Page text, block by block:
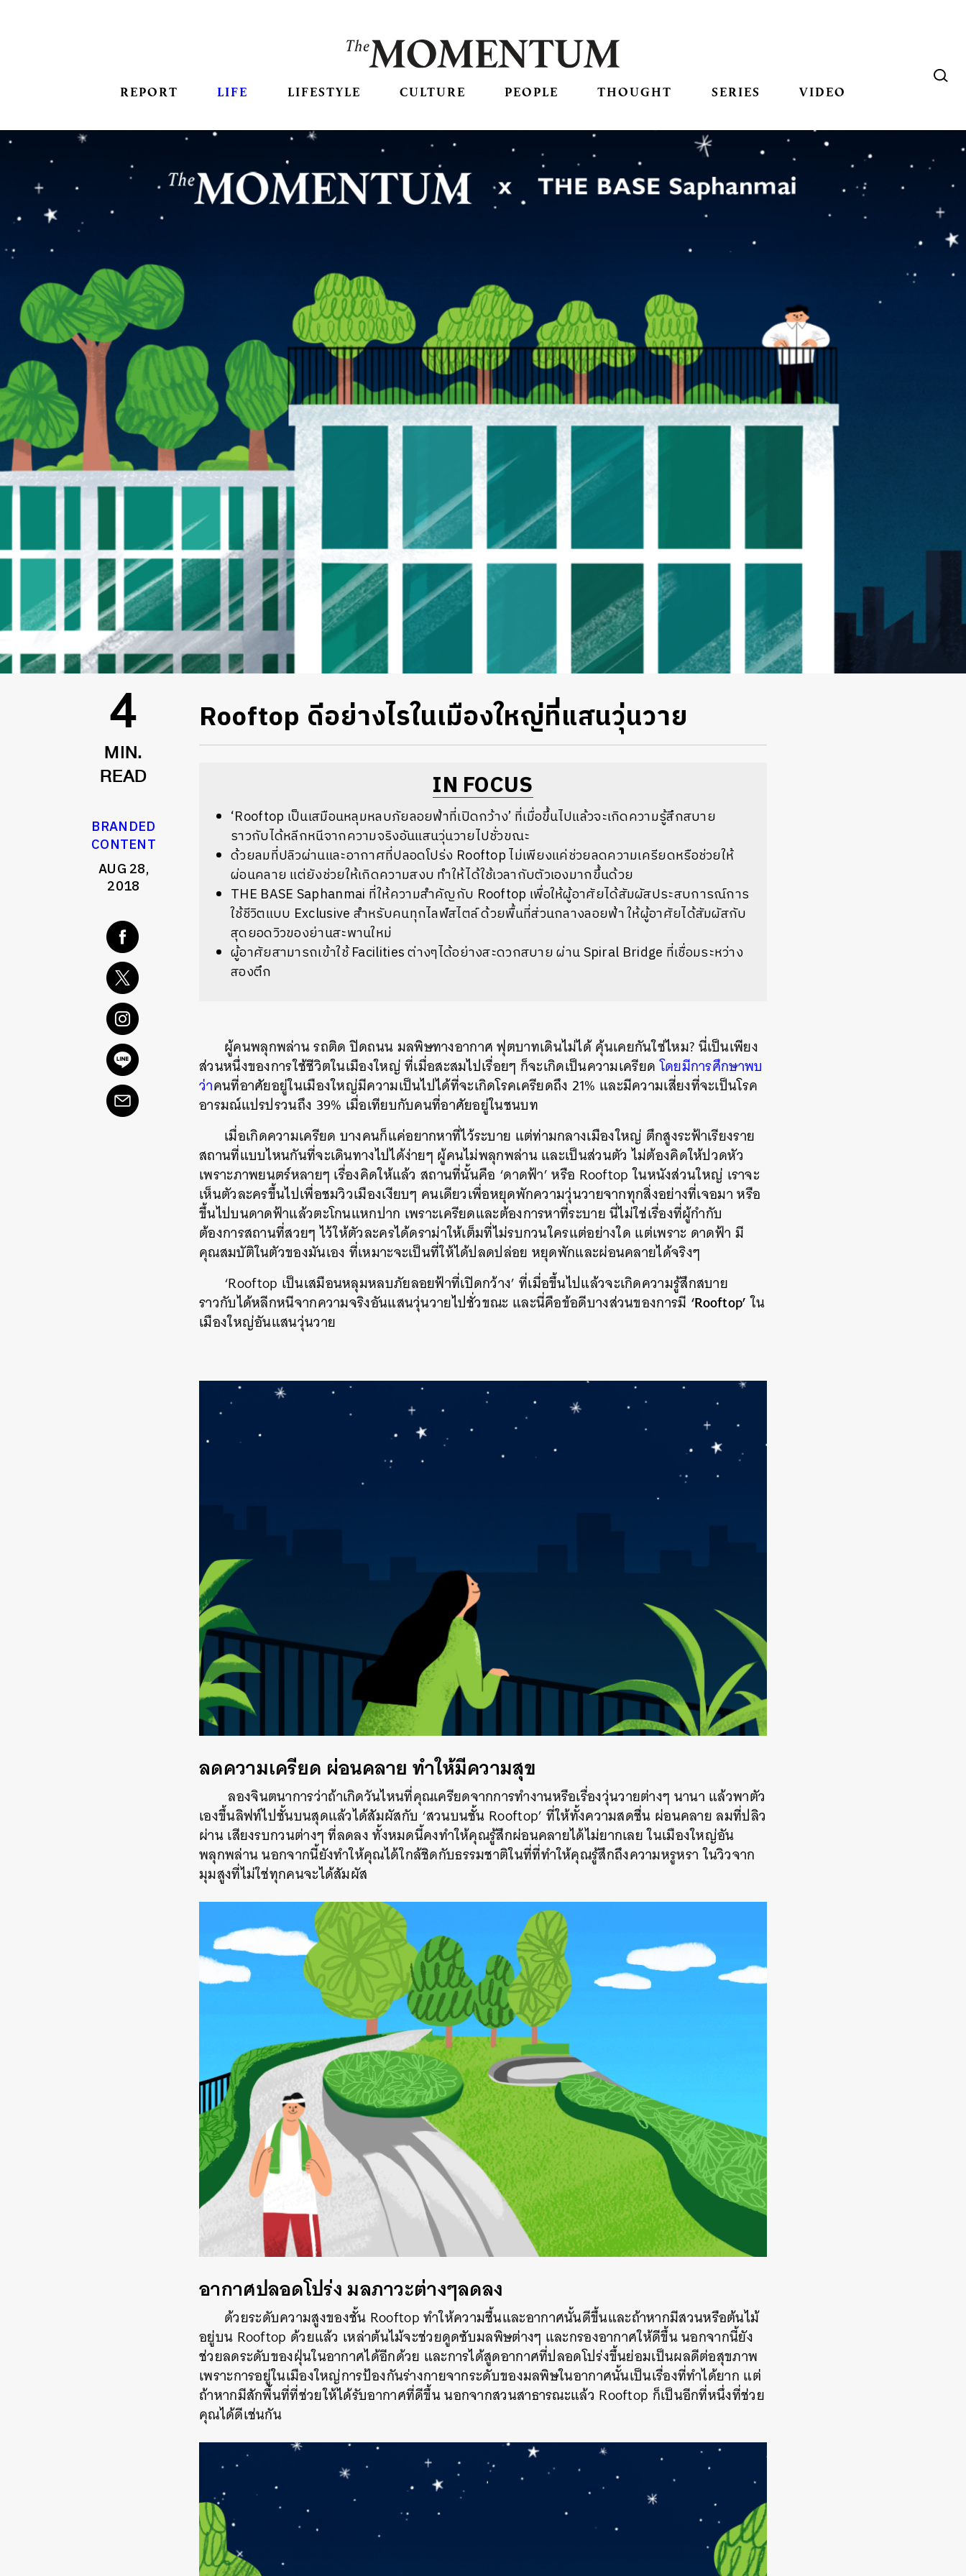
REPORT LIFE LIFESTYLE CULTURE PEOPLE THOUGHT SERIES VIDEO
4
MIN.
READ
BRANDED
CONTENT
AUG 28,
2018
Rooftop ดีอย่างไรในเมืองใหญ่ที่แสนวุ่นวาย
IN FOCUS
‘Rooftop เป็นเสมือนหลุมหลบภัยลอยฟ้าที่เปิดกว้าง’ ที่เมื่อขึ้นไปแล้วจะเกิดความรู้สึกสบาย
ราวกับได้หลีกหนีจากความจริงอันแสนวุ่นวายไปชั่วขณะ
ด้วยลมที่ปลิวผ่านและอากาศที่ปลอดโปร่ง Rooftop ไม่เพียงแค่ช่วยลดความเครียดหรือช่วยให้
ผ่อนคลาย แต่ยังช่วยให้เกิดความสงบ ทำให้ได้ใช้เวลากับตัวเองมากขึ้นด้วย
THE BASE Saphanmai ที่ให้ความสำคัญกับ Rooftop เพื่อให้ผู้อาศัยได้สัมผัสประสบการณ์การ
ใช้ชีวิตแบบ Exclusive สำหรับคนทุกไลฟ์สไตล์ ด้วยพื้นที่ส่วนกลางลอยฟ้า ให้ผู้อาศัยได้สัมผัสกับ
สุดยอดวิวของย่านสะพานใหม่
ผู้อาศัยสามารถเข้าใช้ Facilities ต่างๆได้อย่างสะดวกสบาย ผ่าน Spiral Bridge ที่เชื่อมระหว่าง
สองตึก
ผู้คนพลุกพล่าน รถติด ปิดถนน มลพิษทางอากาศ ฟุตบาทเดินไม่ได้ คุ้นเคยกันใช่ไหม? นี่เป็นเพียง
ส่วนหนึ่งของการใช้ชีวิตในเมืองใหญ่ ที่เมื่อสะสมไปเรื่อยๆ ก็จะเกิดเป็นความเครียดโดยมีการศึกษาพบ
ว่าคนที่อาศัยอยู่ในเมืองใหญ่มีความเป็นไปได้ที่จะเกิดโรคเครียดถึง 21% และมีความเสี่ยงที่จะเป็นโรค
อารมณ์แปรปรวนถึง 39% เมื่อเทียบกับคนที่อาศัยอยู่ในชนบท
เมื่อเกิดความเครียด บางคนก็แค่อยากหาที่ไว้ระบาย แต่ท่ามกลางเมืองใหญ่ ตึกสูงระฟ้าเรียงราย
สถานที่แบบไหนกันที่จะเดินทางไปได้ง่ายๆ ผู้คนไม่พลุกพล่าน และเป็นส่วนตัว ไม่ต้องคิดให้ปวดหัว
เพราะภาพยนตร์หลายๆ เรื่องคิดให้แล้ว สถานที่นั้นคือ ‘ดาดฟ้า’ หรือ Rooftop ในหนังส่วนใหญ่ เราจะ
เห็นตัวละครขึ้นไปเพื่อชมวิวเมืองเงียบๆ คนเดียวเพื่อหยุดพักความวุ่นวายจากทุกสิ่งอย่างที่เจอมา หรือ
ขึ้นไปบนดาดฟ้าแล้วตะโกนแหกปาก เพราะเครียดและต้องการหาที่ระบาย นี่ไม่ใช่เรื่องที่ผู้กำกับ
ต้องการสถานที่สวยๆ ไว้ให้ตัวละครได้ดราม่าให้เต็มที่ไม่รบกวนใครแต่อย่างใด แต่เพราะ ดาดฟ้า มี
คุณสมบัติในตัวของมันเอง ที่เหมาะจะเป็นที่ให้ได้ปลดปล่อย หยุดพักและผ่อนคลายได้จริงๆ
‘Rooftop เป็นเสมือนหลุมหลบภัยลอยฟ้าที่เปิดกว้าง’ ที่เมื่อขึ้นไปแล้วจะเกิดความรู้สึกสบาย
ราวกับได้หลีกหนีจากความจริงอันแสนวุ่นวายไปชั่วขณะ และนี่คือข้อดีบางส่วนของการมี ‘Rooftop’ใน
เมืองใหญ่อันแสนวุ่นวาย
ลดความเครียด ผ่อนคลาย ทำให้มีความสุข
ลองจินตนาการว่าถ้าเกิดวันไหนที่คุณเครียดจากการทำงานหรือเรื่องวุ่นวายต่างๆ นานา แล้วพาตัว
เองขึ้นลิฟท์ไปชั้นบนสุดแล้วได้สัมผัสกับ ‘สวนบนชั้น Rooftop’ ที่ให้ทั้งความสดชื่น ผ่อนคลาย ลมที่ปลิว
ผ่าน เสียงรบกวนต่างๆ ที่ลดลง ทั้งหมดนี้คงทำให้คุณรู้สึกผ่อนคลายได้ไม่ยากเลย ในเมืองใหญ่อัน
พลุกพล่าน นอกจากนี้ยังทำให้คุณได้ใกล้ชิดกับธรรมชาติในที่ที่ทำให้คุณรู้สึกถึงความหรูหรา ในวิวจาก
มุมสูงที่ไม่ใช่ทุกคนจะได้สัมผัส
อากาศปลอดโปร่ง มลภาวะต่างๆลดลง
ด้วยระดับความสูงของชั้น Rooftop ทำให้ความชื้นและอากาศนั้นดีขึ้นและถ้าหากมีสวนหรือต้นไม้
อยู่บน Rooftop ด้วยแล้ว เหล่าต้นไม้จะช่วยดูดซับมลพิษต่างๆ และกรองอากาศให้ดีขึ้น นอกจากนี้ยัง
ช่วยลดระดับของฝุ่นในอากาศได้อีกด้วย และการได้สูดอากาศที่ปลอดโปร่งขึ้นย่อมเป็นผลดีต่อสุขภาพ
เพราะการอยู่ในเมืองใหญ่การป้องกันร่างกายจากระดับของมลพิษในอากาศนั้นเป็นเรื่องที่ทำได้ยาก แต่
ถ้าหากมีสักพื้นที่ที่ช่วยให้ได้รับอากาศที่ดีขึ้น นอกจากสวนสาธารณะแล้ว Rooftop ก็เป็นอีกที่หนึ่งที่ช่วย
คุณได้ดีเช่นกัน
SHARE TWEET